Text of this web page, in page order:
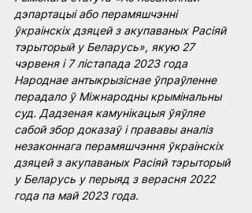
дэпартацыі або перамяшчэнні
ўкраінскіх дзяцей з акупаваных Расіяй
тэрыторый у Беларусь», якую 27
чэрвеня і 7 лістапада 2023 года
Народнае антыкрызіснае ўпраўленне
перадало ў Міжнародны крымінальны
суд. Дадзеная камунікацыя ўяўляе
сабой збор доказаў і прававы аналіз
незаконнага перамяшчэння ўкраінскіх
дзяцей з акупаваных Расіяй тэрыторый
у Беларусь у перыяд з верасня 2022
года па май 2023 года.